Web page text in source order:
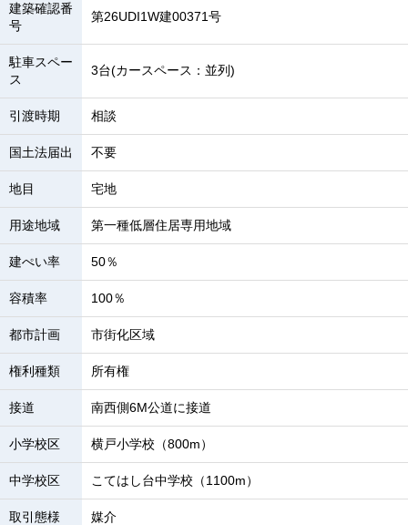
建築確認番
号
第26UDI1W建00371号
駐車スペー
ス
3台(カースペース：並列)
引渡時期 相談
国土法届出 不要
地目 宅地
用途地域 第一種低層住居専用地域
建ぺい率 50％
容積率 100％
都市計画 市街化区域
権利種類 所有権
接道 南西側6M公道に接道
小学校区 横戸小学校（800m）
中学校区 こてはし台中学校（1100m）
取引態様 媒介